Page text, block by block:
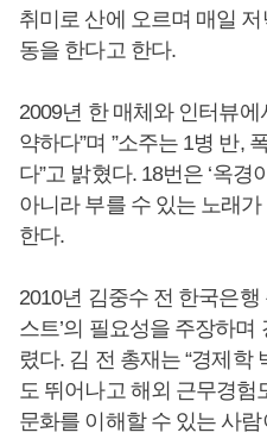
취미로 산에 오르며 매일
동을 한다고 한다.
2009년 한 매체와 인터뷰
약하다”며 ”소주는 1병 반,
다”고 밝혔다. 18번은 ‘옥경
아니라 부를 수 있는 노래
한다.
2010년 김중수 전 한국은행
스트’의 필요성을 주장하
렸다. 김 전 총재는 “경제학
도 뛰어나고 해외 근무경험
문화를 이해할 수 있는 사